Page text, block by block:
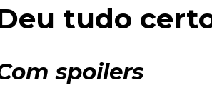
tudo
spoilers